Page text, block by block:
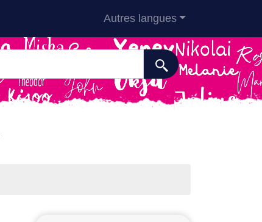
Autres langues